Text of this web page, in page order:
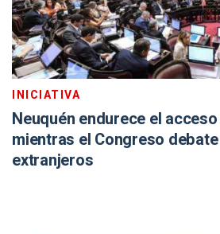
INICIATIVA
Neuquén endurece el
mientras el Congreso
extranjeros